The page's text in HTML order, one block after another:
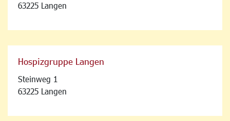
63225 Langen
Hospizgruppe Langen
Steinweg 1
63225 Langen